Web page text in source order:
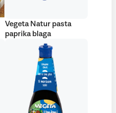
Vegeta Natur pasta
paprika blaga